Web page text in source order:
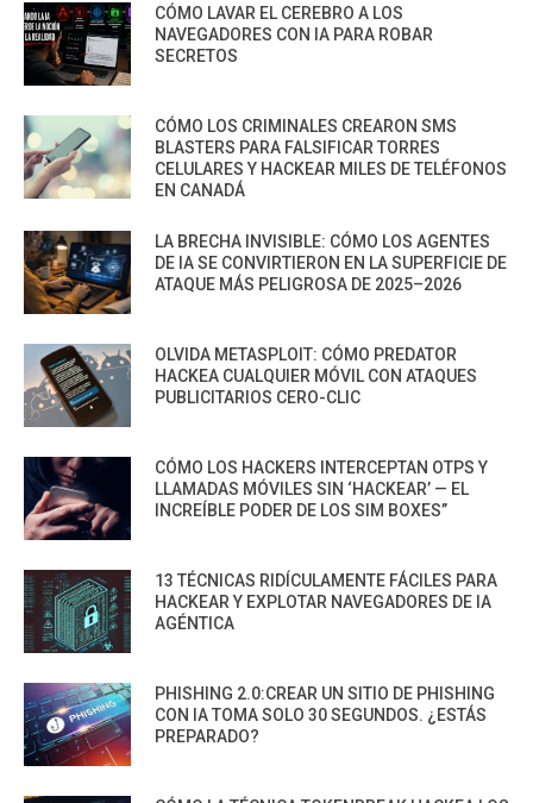
CÓMO LAVAR EL CEREBRO A LOS
NAVEGADORES CON IA PARA ROBAR
SECRETOS
CÓMO LOS CRIMINALES CREARON SMS
BLASTERS PARA FALSIFICAR TORRES
CELULARES Y HACKEAR MILES DE TELÉFONOS
EN CANADÁ
LA BRECHA INVISIBLE: CÓMO LOS AGENTES
DE IA SE CONVIRTIERON EN LA SUPERFICIE DE
ATAQUE MÁS PELIGROSA DE 2025–2026
OLVIDA METASPLOIT: CÓMO PREDATOR
HACKEA CUALQUIER MÓVIL CON ATAQUES
PUBLICITARIOS CERO-CLIC
CÓMO LOS HACKERS INTERCEPTAN OTPS Y
LLAMADAS MÓVILES SIN ‘HACKEAR’ — EL
INCREÍBLE PODER DE LOS SIM BOXES”
13 TÉCNICAS RIDÍCULAMENTE FÁCILES PARA
HACKEAR Y EXPLOTAR NAVEGADORES DE IA
AGÉNTICA
PHISHING 2.0:CREAR UN SITIO DE PHISHING
CON IA TOMA SOLO 30 SEGUNDOS. ¿ESTÁS
PREPARADO?